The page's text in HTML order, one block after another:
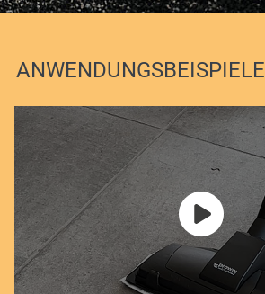
ANWENDUNGSBEISPIELE